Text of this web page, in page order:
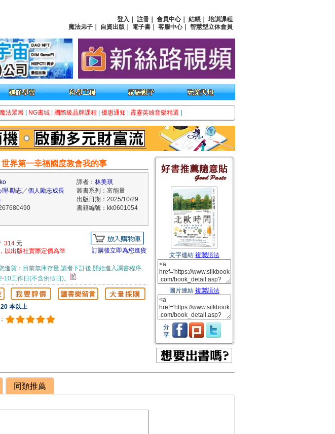
登入 註冊 會員中心｜ 結帳
培訓課程
魔法弟子
自資出版 電子書 客服中心｜ 智慧型立体會員
法眾籌 NG書城 國際級品牌課程 優惠通知 霹靂英雄音樂精選
界第一幸福國度教會我的事
譯者： 林美琪
理‧勵志／個人勵志成長
叢書系列：富能量
出版日期：2025/10/29
書籍編號：kk0601054
314 元
以出版社實際定價為準
訂購後立即為您進貨
進貨：目前無庫存量,讀者下訂後,開始進入調書程序,
10工作日(不含例假日)。
本以上
文字連結 複製語法
圖片連結 複製語法
分
享
同類推薦